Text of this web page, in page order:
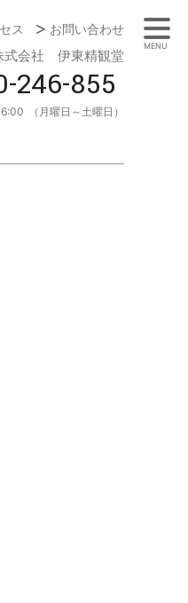
ス お問い合わせ
式会社 伊東精観堂
246-855
（月曜日～土曜日）
MENU